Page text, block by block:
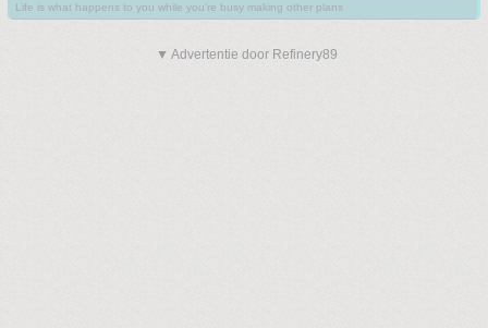
Life is what happens to you while you're busy making other plans
▼ Advertentie door Refinery89